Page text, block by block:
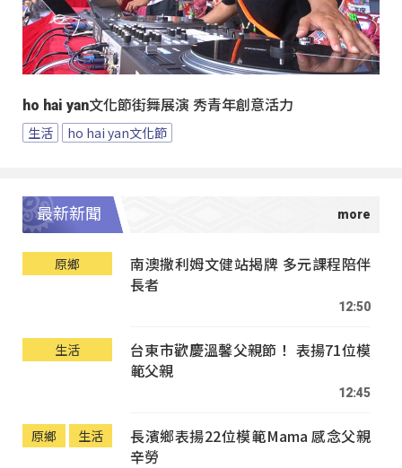
ho hai yan文化節街舞展演 秀青年創意活力
生活 ho hai yan文化節
最新新聞
原鄉
南澳撒利姆文健站揭牌 多元課程陪伴
長者
12:50
生活
台東市歡慶溫馨父親節！ 表揚71位模
範父親
12:45
原鄉 生活
長濱鄉表揚22位模範Mama 感念父親
辛勞